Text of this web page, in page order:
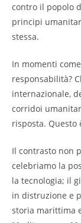
contro il popolo
principi
stessa.
In momenti
responsabilità?
internazionale,
corridoi
risposta. Questo
Il contrasto non
celebriamo la
la tecnologia; il
in distruzione e
storia marittima